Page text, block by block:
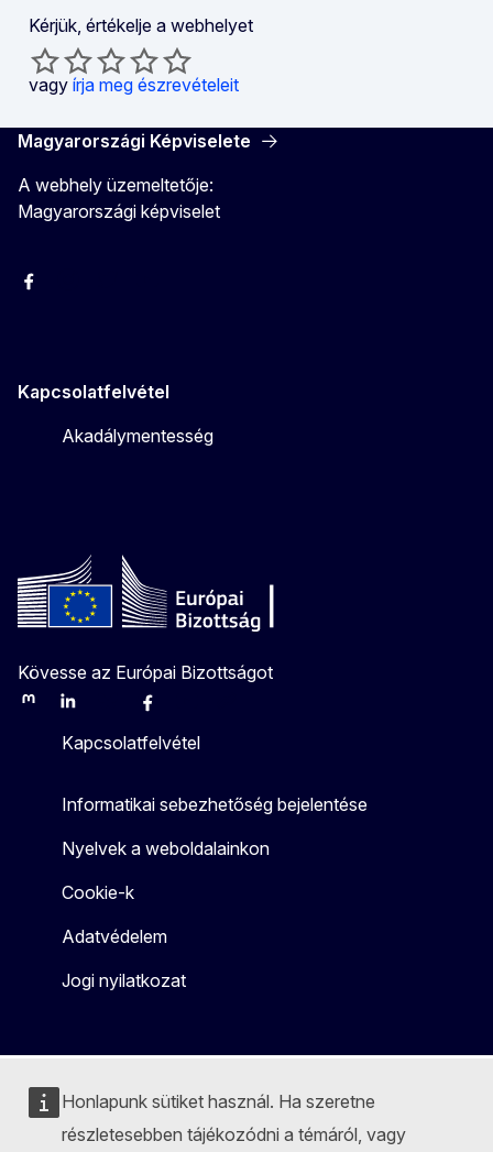
Honlapunk sütiket használ. Ha szeretne
részletesebben tájékozódni a témáról, vagy
Kérjük, értékelje a webhelyet
vagy írja meg észrevételeit
Magyarországi Képviselete
A webhely üzemeltetője:
Magyarországi képviselet
Facebook
Kapcsolatfelvétel
Akadálymentesség
Kövesse az Európai Bizottságot
MastodonLinkedInBlueskyFacebook
Kapcsolatfelvétel
Informatikai sebezhetőség bejelentése
Nyelvek a weboldalainkon
Cookie-k
Adatvédelem
Jogi nyilatkozat